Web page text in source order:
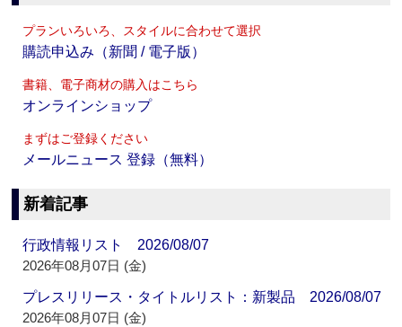
プランいろいろ、スタイルに合わせて選択
購読申込み（新聞 / 電子版）
書籍、電子商材の購入はこちら
オンラインショップ
まずはご登録ください
メールニュース 登録（無料）
新着記事
行政情報リスト 2026/08/07
2026年08月07日 (金)
プレスリリース・タイトルリスト：新製品 2026/08/07
2026年08月07日 (金)